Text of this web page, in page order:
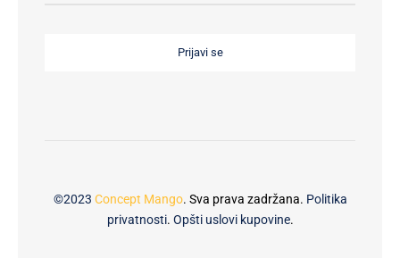
Prijavi se
©2023 Concept Mango. Sva prava zadržana. Politika
privatnosti. Opšti uslovi kupovine.